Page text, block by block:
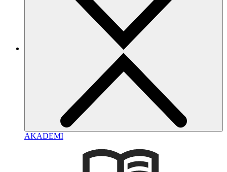
AKADEMI